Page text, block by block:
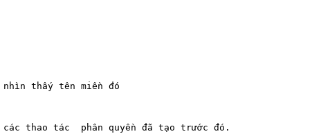
thấy tên miền đó
thao tác  phân quyền đã tạo trước đó.